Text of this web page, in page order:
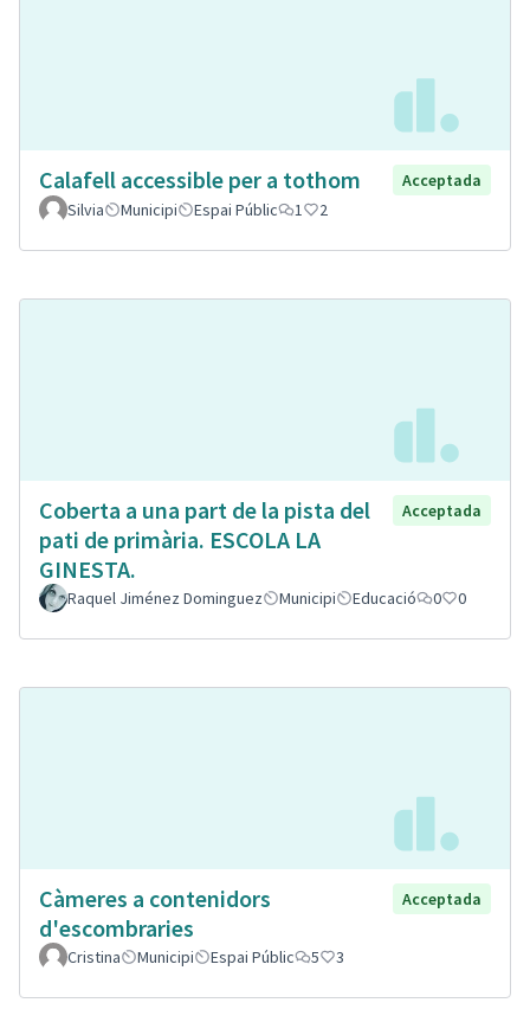
Calafell accessible per a tothom
Acceptada
Silvia
Municipi Espai Públic 1 2
Coberta a una part de la pista del
pati de primària. ESCOLA LA
GINESTA.
Acceptada
Raquel Jiménez Dominguez Municipi Educació 0 0
Càmeres a contenidors
d'escombraries
Acceptada
Cristina Municipi Espai Públic 5 3